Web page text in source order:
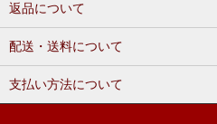
返品について
配送・送料について
支払い方法について